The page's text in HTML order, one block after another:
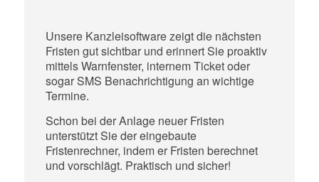
Unsere Kanzleisoftware zeigt die nächsten
Fristen gut sichtbar und erinnert Sie proaktiv
mittels Warnfenster, internem Ticket oder
sogar SMS Benachrichtigung an wichtige
Termine.
Schon bei der Anlage neuer Fristen
unterstützt Sie der eingebaute
Fristenrechner, indem er Fristen berechnet
und vorschlägt. Praktisch und sicher!